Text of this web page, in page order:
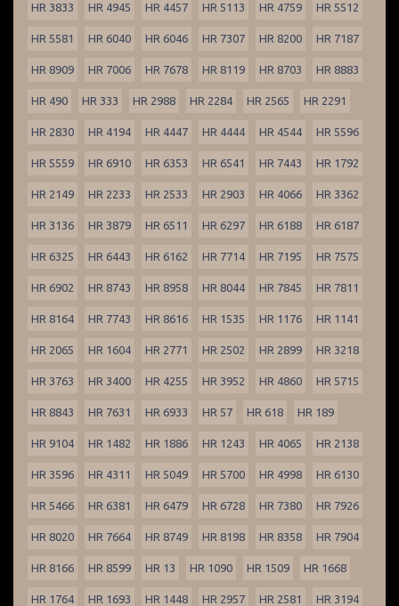
HR 3833 HR 4945 HR 4457 HR 5113 HR 4759 HR 5512
HR 5581 HR 6040 HR 6046 HR 7307 HR 8200 HR 7187
HR 8909 HR 7006 HR 7678 HR 8119 HR 8703 HR 8883
HR 490 HR 333 HR 2988 HR 2284 HR 2565 HR 2291
HR 2830 HR 4194 HR 4447 HR 4444 HR 4544 HR 5596
HR 5559 HR 6910 HR 6353 HR 6541 HR 7443 HR 1792
HR 2149 HR 2233 HR 2533 HR 2903 HR 4066 HR 3362
HR 3136 HR 3879 HR 6511 HR 6297 HR 6188 HR 6187
HR 6325 HR 6443 HR 6162 HR 7714 HR 7195 HR 7575
HR 6902 HR 8743 HR 8958 HR 8044 HR 7845 HR 7811
HR 8164 HR 7743 HR 8616 HR 1535 HR 1176 HR 1141
HR 2065 HR 1604 HR 2771 HR 2502 HR 2899 HR 3218
HR 3763 HR 3400 HR 4255 HR 3952 HR 4860 HR 5715
HR 8843 HR 7631 HR 6933 HR 57 HR 618 HR 189
HR 9104 HR 1482 HR 1886 HR 1243 HR 4065 HR 2138
HR 3596 HR 4311 HR 5049 HR 5700 HR 4998 HR 6130
HR 5466 HR 6381 HR 6479 HR 6728 HR 7380 HR 7926
HR 8020 HR 7664 HR 8749 HR 8198 HR 8358 HR 7904
HR 8166 HR 8599 HR 13 HR 1090 HR 1509 HR 1668
HR 1764 HR 1693 HR 1448 HR 2957 HR 2581 HR 3194